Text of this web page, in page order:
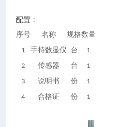
配置：
序号 名称 规格数量
1 手持数显仪 台 1
2 传感器 台 1
3 说明书 份 1
4 合格证 份 1